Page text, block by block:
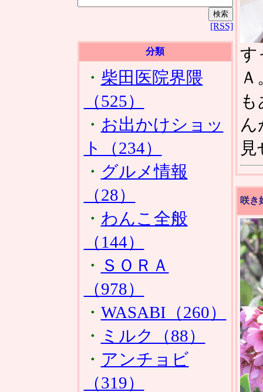
[RSS]
分類
・ 柴田医院界隈
（525）
・ お出かけショッ
ト（234）
・ グルメ情報
（28）
・ わんこ全般
（144）
・ ＳＯＲＡ
（978）
・ WASABI（260）
・ ミルク（88）
・ アンチョビ
（319）
す
ん
咲き